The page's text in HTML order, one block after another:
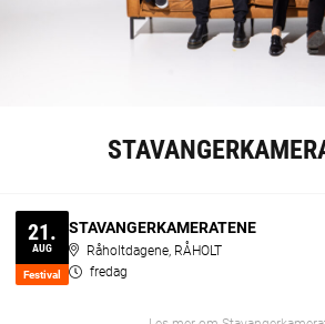
21.
AUG
Festi­val
STAVANGERKAMERATENE
Råholtdagene, RÅHOLT
fredag